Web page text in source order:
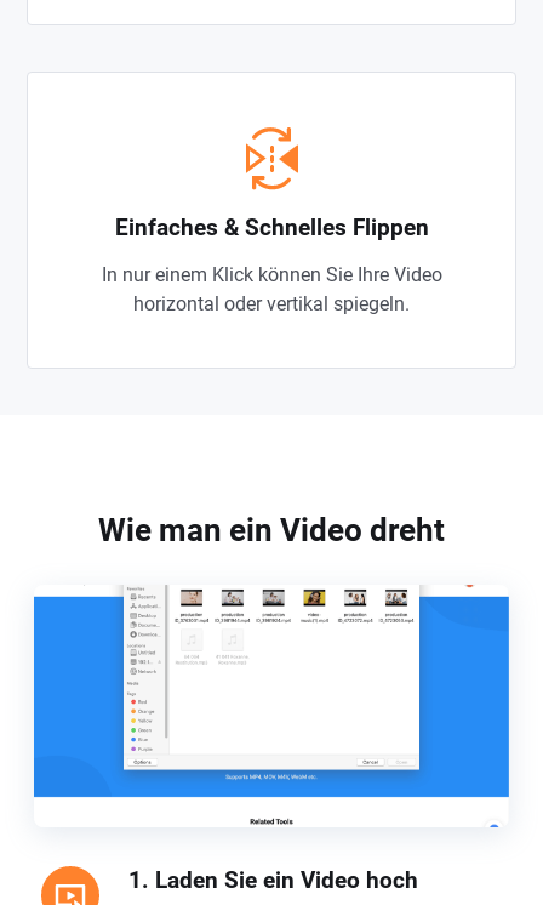
Einfaches & Schnelles Flippen
In nur einem Klick können Sie Ihre Video
horizontal oder vertikal spiegeln.
Wie man ein Video dreht
1. Laden Sie ein Video hoch